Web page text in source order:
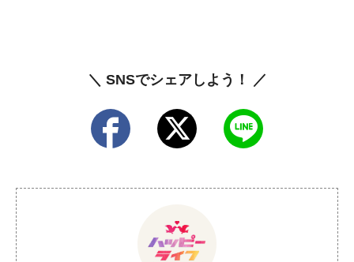
＼ SNSでシェアしよう！ ／